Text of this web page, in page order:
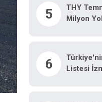
5
THY Temmuzda 9,5
Milyon
6
Listesi